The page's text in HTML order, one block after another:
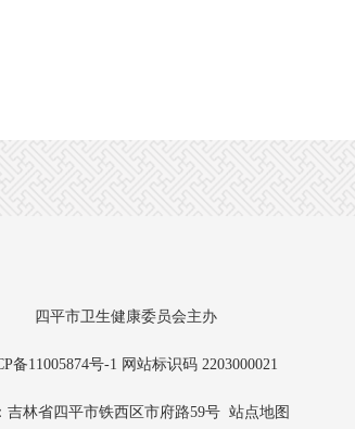
四平市卫生健康委员会主办
备11005874号-1 网站标识码 2203000021
吉林省四平市铁西区市府路59号站点地图